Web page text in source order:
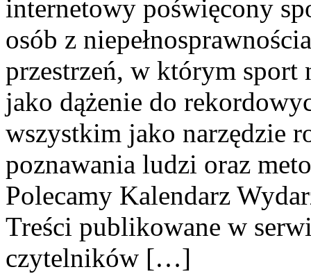
internetowy poświęcony
osób z
przestrzeń, w którym sport
jako dążenie do
wszystkim jako narzędzie
poznawania ludzi oraz
Polecamy Kalendarz
Treści publikowane w
czytelników […]